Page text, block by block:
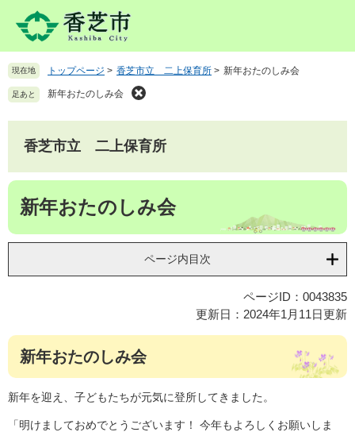
先
頭
す
を
飛
し
文
現在地 トップページ > 香芝市立 二上保育所 > 新年おたのしみ会
足あと 新年おたのしみ会
香芝市立 二上保育所
本
新年おたのしみ会
ページ内目次
ページID：0043835
更新日：2024年1月11日更新
新年おたのしみ会
新年を迎え、子どもたちが元気に登所してきました。
「明けましておめでとうございます！ 今年もよろしくお願いしま